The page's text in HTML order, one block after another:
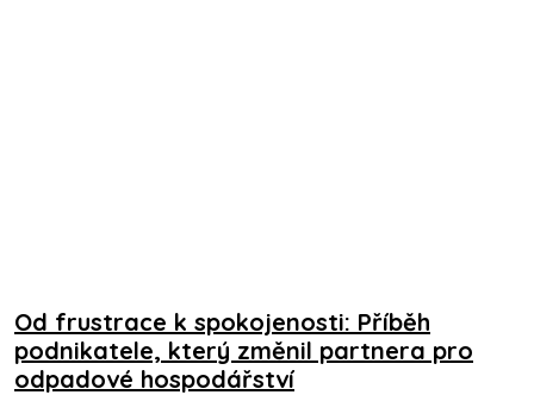
Od frustrace k spokojenosti: Příběh
podnikatele, který změnil partnera pro
odpadové hospodářství